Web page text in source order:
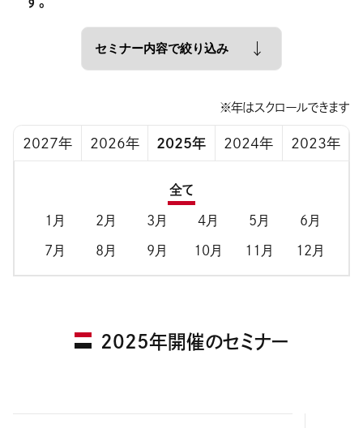
※年はスクロールできます
2027年 2026年 2025年 2024年 2023年
全て
1月 2月 3月 4月 5月 6月
7月 8月 9月 10月 11月 12月
2025年開催のセミナー